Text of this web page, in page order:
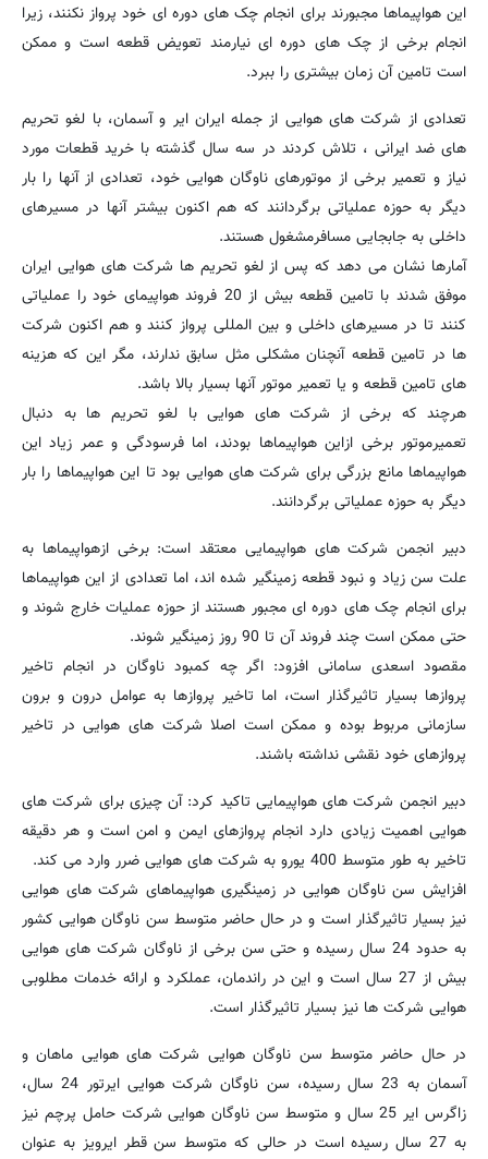
این هواپیماها مجبورند برای انجام چک های دوره ای خود پرواز نکنند، زیرا
انجام برخی از چک های دوره ای نیارمند تعویض قطعه است و ممکن
است تامین آن زمان بیشتری را ببرد.
تعدادی از شرکت های هوایی از جمله ایران ایر و آسمان، با لغو تحریم
های ضد ایرانی ، تلاش کردند در سه سال گذشته با خرید قطعات مورد
نیاز و تعمیر برخی از موتورهای ناوگان هوایی خود، تعدادی از آنها را بار
دیگر به حوزه عملیاتی برگردانند که هم اکنون بیشتر آنها در مسیرهای
داخلی به جابجایی مسافرمشغول هستند.
آمارها نشان می دهد که پس از لغو تحریم ها شرکت های هوایی ایران
موفق شدند با تامین قطعه بیش از 20 فروند هواپیمای خود را عملیاتی
کنند تا در مسیرهای داخلی و بین المللی پرواز کنند و هم اکنون شرکت
ها در تامین قطعه آنچنان مشکلی مثل سابق ندارند، مگر این که هزینه
های تامین قطعه و یا تعمیر موتور آنها بسیار بالا باشد.
هرچند که برخی از شرکت های هوایی با لغو تحریم ها به دنبال
تعمیرموتور برخی ازاین هواپیماها بودند، اما فرسودگی و عمر زیاد این
هواپیماها مانع بزرگی برای شرکت های هوایی بود تا این هواپیماها را بار
دیگر به حوزه عملیاتی برگردانند.
دبیر انجمن شرکت های هواپیمایی معتقد است: برخی ازهواپیماها به
علت سن زیاد و نبود قطعه زمینگیر شده اند، اما تعدادی از این هواپیماها
برای انجام چک های دوره ای مجبور هستند از حوزه عملیات خارج شوند و
حتی ممکن است چند فروند آن تا 90 روز زمینگیر شوند.
مقصود اسعدی سامانی افزود: اگر چه کمبود ناوگان در انجام تاخیر
پروازها بسیار تاثیرگذار است، اما تاخیر پروازها به عوامل درون و برون
سازمانی مربوط بوده و ممکن است اصلا شرکت های هوایی در تاخیر
پروازهای خود نقشی نداشته باشند.
دبیر انجمن شرکت های هواپیمایی تاکید کرد: آن چیزی برای شرکت های
هوایی اهمیت زیادی دارد انجام پروازهای ایمن و امن است و هر دقیقه
تاخیر به طور متوسط 400 یورو به شرکت های هوایی ضرر وارد می کند.
افزایش سن ناوگان هوایی در زمینگیری هواپیماهای شرکت های هوایی
نیز بسیار تاثیرگذار است و در حال حاضر متوسط سن ناوگان هوایی کشور
به حدود 24 سال رسیده و حتی سن برخی از ناوگان شرکت های هوایی
بیش از 27 سال است و این در راندمان، عملکرد و ارائه خدمات مطلوبی
هوایی شرکت ها نیز بسیار تاثیرگذار است.
در حال حاضر متوسط سن ناوگان هوایی شرکت های هوایی ماهان و
آسمان به 23 سال رسیده، سن ناوگان شرکت هوایی ایرتور 24 سال،
زاگرس ایر 25 سال و متوسط سن ناوگان هوایی شرکت حامل پرچم نیز
به 27 سال رسیده است در حالی که متوسط سن قطر ایرویز به عنوان